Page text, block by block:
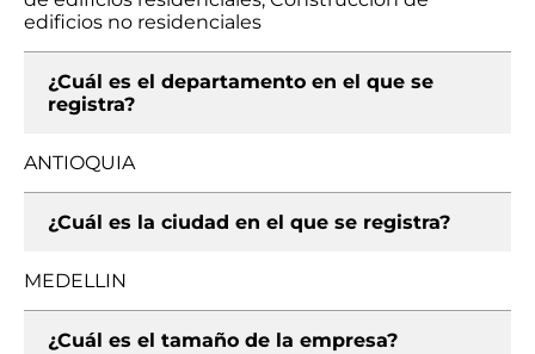
edificios no residenciales
¿Cuál es el departamento en el que se
registra?
ANTIOQUIA
¿Cuál es la ciudad en el que se registra?
MEDELLIN
¿Cuál es el tamaño de la empresa?